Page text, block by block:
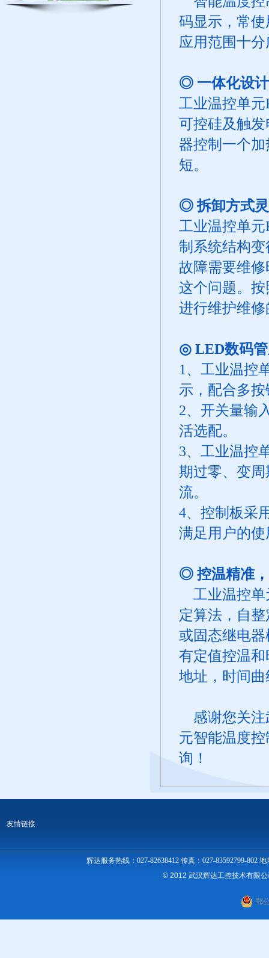
码显示，常
应用范围十
◎ 一体化设
工业温控单
可控硅及触
器控制一个
短。
◎ 拆卸方式
工业温控单
制系统结构
故障需要维
这个问题。
进行维护维
◎ LED数码
1、工业温控
示，配合多
2、开关量输
活选配。
3、工业温控
期过零、变
流。
4、控制板采
满足用户的
◎ 控温精准
工业温控单
定算法，自
或固态继电
有定值控温
地址，时间
感谢您关注
元智能温度
询！
友情链接
辉达服务热线：027-82638412 传真：027-83592799-
© 2012 武汉辉达工控技术有限
鄂